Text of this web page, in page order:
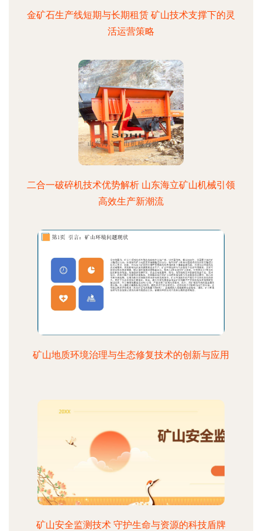
金矿石生产线短期与长期租赁 矿山技术支撑下的灵
活运营策略
二合一破碎机技术优势解析 山东海立矿山机械引领
高效生产新潮流
矿山地质环境治理与生态修复技术的创新与应用
矿山安全监测技术 守护生命与资源的科技盾牌